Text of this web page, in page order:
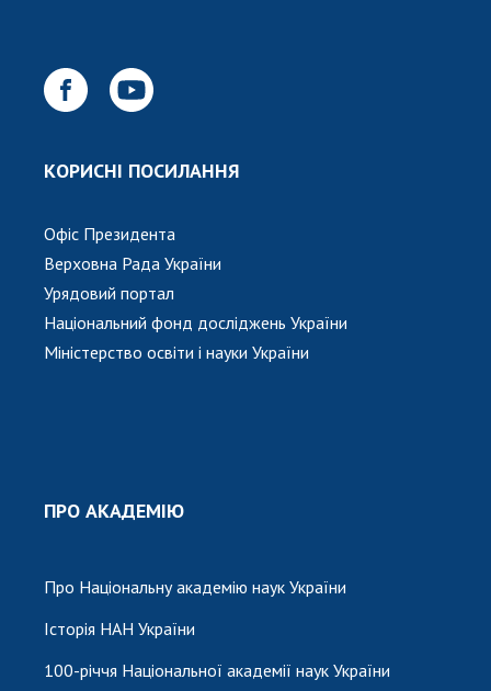
КОРИСНІ ПОСИЛАННЯ
Офіс Президента
Верховна Рада України
Урядовий портал
Національний фонд досліджень України
Міністерство освіти і науки України
ПРО АКАДЕМІЮ
Про Національну академію наук України
Історія НАН України
100-річчя Національної академії наук України